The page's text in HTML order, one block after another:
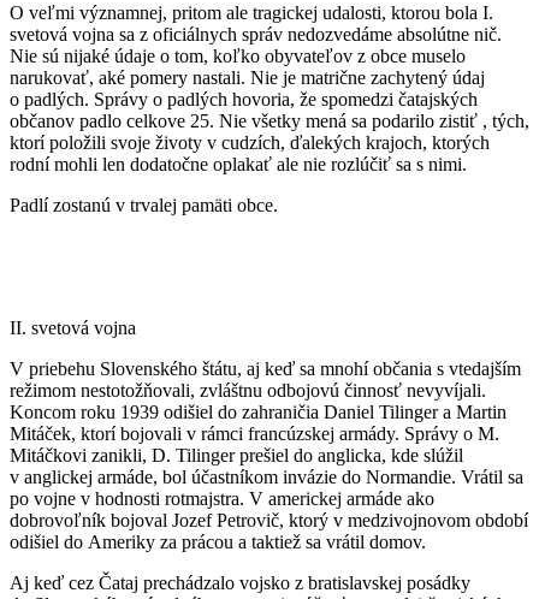
O veľmi významnej, pritom ale tragickej udalosti, ktorou bola I.
svetová vojna sa z oficiálnych správ nedozvedáme absolútne nič.
Nie sú nijaké údaje o tom, koľko obyvateľov z obce muselo
narukovať, aké pomery nastali. Nie je matrične zachytený údaj
o padlých. Správy o padlých hovoria, že spomedzi čatajských
občanov padlo celkove 25. Nie všetky mená sa podarilo zistiť , tých,
ktorí položili svoje životy v cudzích, ďalekých krajoch, ktorých
rodní mohli len dodatočne oplakať ale nie rozlúčiť sa s nimi.
Padlí zostanú v trvalej pamäti obce.
II. svetová vojna
V priebehu Slovenského štátu, aj keď sa mnohí občania s vtedajším
režimom nestotožňovali, zvláštnu odbojovú činnosť nevyvíjali.
Koncom roku 1939 odišiel do zahraničia Daniel Tilinger a Martin
Mitáček, ktorí bojovali v rámci francúzskej armády. Správy o M.
Mitáčkovi zanikli, D. Tilinger prešiel do anglicka, kde slúžil
v anglickej armáde, bol účastníkom invázie do Normandie. Vrátil sa
po vojne v hodnosti rotmajstra. V americkej armáde ako
dobrovoľník bojoval Jozef Petrovič, ktorý v medzivojnovom období
odišiel do Ameriky za prácou a taktiež sa vrátil domov.
Aj keď cez Čataj prechádzalo vojsko z bratislavskej posádky